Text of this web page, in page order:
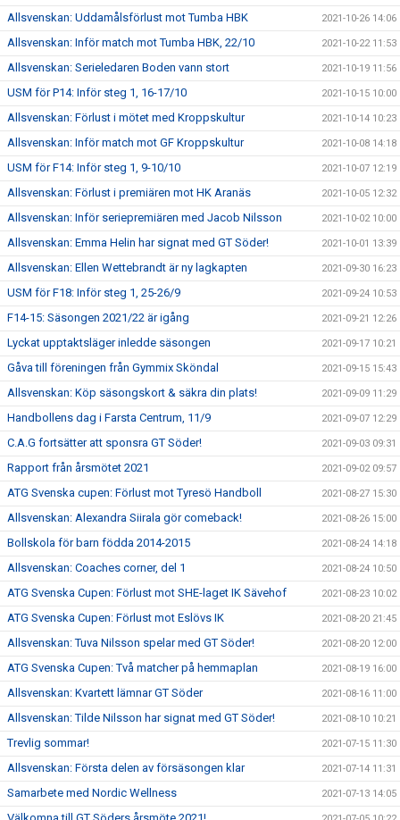
Allsvenskan: Uddamålsförlust mot Tumba HBK 2021-10-26 14:06
Allsvenskan: Inför match mot Tumba HBK, 22/10 2021-10-22 11:53
Allsvenskan: Serieledaren Boden vann stort 2021-10-19 11:56
USM för P14: Inför steg 1, 16-17/10 2021-10-15 10:00
Allsvenskan: Förlust i mötet med Kroppskultur 2021-10-14 10:23
Allsvenskan: Inför match mot GF Kroppskultur 2021-10-08 14:18
USM för F14: Inför steg 1, 9-10/10 2021-10-07 12:19
Allsvenskan: Förlust i premiären mot HK Aranäs 2021-10-05 12:32
Allsvenskan: Inför seriepremiären med Jacob Nilsson 2021-10-02 10:00
Allsvenskan: Emma Helin har signat med GT Söder! 2021-10-01 13:39
Allsvenskan: Ellen Wettebrandt är ny lagkapten 2021-09-30 16:23
USM för F18: Inför steg 1, 25-26/9 2021-09-24 10:53
F14-15: Säsongen 2021/22 är igång 2021-09-21 12:26
Lyckat upptaktsläger inledde säsongen 2021-09-17 10:21
Gåva till föreningen från Gymmix Sköndal 2021-09-15 15:43
Allsvenskan: Köp säsongskort & säkra din plats! 2021-09-09 11:29
Handbollens dag i Farsta Centrum, 11/9 2021-09-07 12:29
C.A.G fortsätter att sponsra GT Söder! 2021-09-03 09:31
Rapport från årsmötet 2021 2021-09-02 09:57
ATG Svenska cupen: Förlust mot Tyresö Handboll 2021-08-27 15:30
Allsvenskan: Alexandra Siirala gör comeback! 2021-08-26 15:00
Bollskola för barn födda 2014-2015 2021-08-24 14:18
Allsvenskan: Coaches corner, del 1 2021-08-24 10:50
ATG Svenska Cupen: Förlust mot SHE-laget IK Sävehof 2021-08-23 10:02
ATG Svenska Cupen: Förlust mot Eslövs IK 2021-08-20 21:45
Allsvenskan: Tuva Nilsson spelar med GT Söder! 2021-08-20 12:00
ATG Svenska Cupen: Två matcher på hemmaplan 2021-08-19 16:00
Allsvenskan: Kvartett lämnar GT Söder 2021-08-16 11:00
Allsvenskan: Tilde Nilsson har signat med GT Söder! 2021-08-10 10:21
Trevlig sommar! 2021-07-15 11:30
Allsvenskan: Första delen av försäsongen klar 2021-07-14 11:31
Samarbete med Nordic Wellness 2021-07-13 14:05